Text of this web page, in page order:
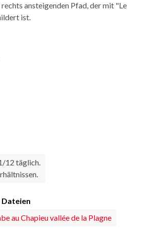
rechts ansteigenden Pfad, der mit "Le
ist.
12 täglich.
au Chapieu vallée de la Plagne